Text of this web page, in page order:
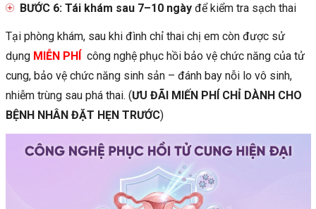
BƯỚC 6: Tái khám sau 7–10 ngàyđể kiểm tra sạch thai
Tại phòng khám, sau khi đình chỉ thai chị em còn được sử
dụng MIỄN PHÍ công nghệ phục hồi bảo vệ chức năng của tử
cung, bảo vệ chức năng sinh sản – đánh bay nỗi lo vô sinh,
nhiễm trùng sau phá thai. (ƯU ĐÃI MIẾN PHÍ CHỈ DÀNH CHO
BỆNH NHÂN ĐẶT HẸN TRƯỚC)